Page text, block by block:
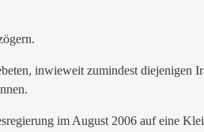
inwieweit zumindest diejenigen
im August 2006 auf eine